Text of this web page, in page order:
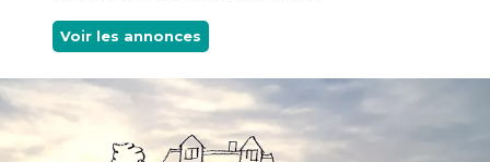
Voir les annonces